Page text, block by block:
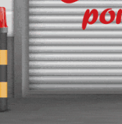
pues los trenes
que estar suscrito